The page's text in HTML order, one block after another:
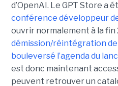
d’OpenAI. Le GPT Store a
conférence développeur
ouvrir normalement à la fin
démission/réintégration de
bouleversé l’agenda du
est donc maintenant
peuvent retrouver un